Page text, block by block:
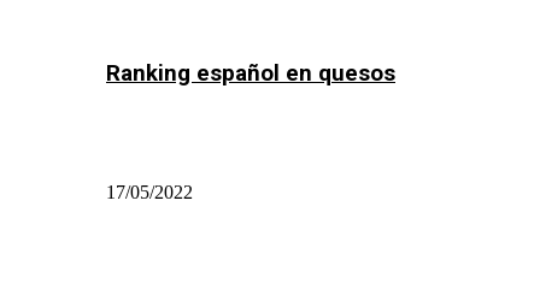
Ranking español en quesos
17/05/2022